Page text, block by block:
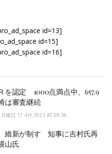
id=13]
id=15]
id=16]
を認定 1000点満点中、657.9
は審査継続
月曜日 17 4月 2023 AT 09:36
維新が制す 知事に吉村氏再
山氏